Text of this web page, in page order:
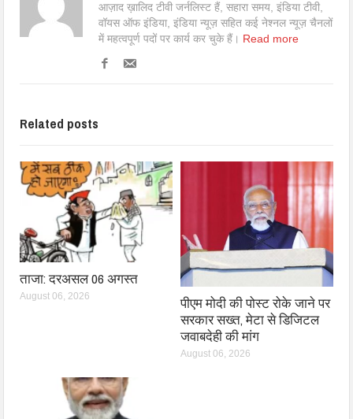
आज़ाद ख़ालिद टीवी जर्नलिस्ट हैं, सहारा समय, इंडिया टीवी,
वॉयस ऑफ इंडिया, इंडिया न्यूज़ सहित कई नेश्नल न्यूज़ चैनलों
में महत्वपूर्ण पदों पर कार्य कर चुके हैं। Read more
Related posts
ताजा: दरअसल 06 अगस्त
August 06, 2026
पीएम मोदी की पोस्ट रोके जाने पर
सरकार सख्त, मेटा से डिजिटल
जवाबदेही की मांग
August 06, 2026